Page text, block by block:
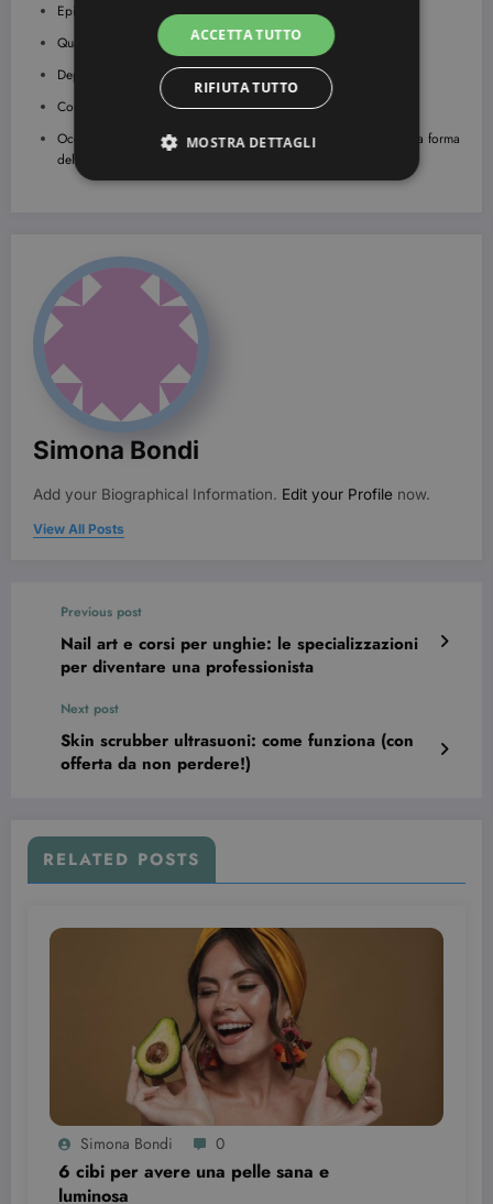
Epilatore elettrico: ecco come sceglierlo!
Quali sono le maggiori intolleranze alimentari?
Depilazione fai da te
Come vestirsi per un matrimonio a Settembre
Occhiali da sole uomo: come scegliere la montatura in base alla forma
del viso
Simona Bondi
Add your Biographical Information. Edit your Profile now.
View All Posts
Previous post
Nail art e corsi per unghie: le specializzazioni
per diventare una professionista
Next post
Skin scrubber ultrasuoni: come funziona (con
offerta da non perdere!)
RELATED POSTS
Simona Bondi 0
6 cibi per avere una pelle sana e
luminosa
ACCETTA TUTTO
RIFIUTA TUTTO
MOSTRA DETTAGLI
I cookie strettamente necessari consentono le
funzionalità principali del sito web come
l'accesso dell'utente e la gestione dell'account. Il
sito web non può essere utilizzato correttamente
senza i cookie strettamente necessari.
CookieScriptConsent
Provider /
Dominio
VISITOR_INFO1_LIVE
Google LLC
.youtube.com
preferenze
dell'utente